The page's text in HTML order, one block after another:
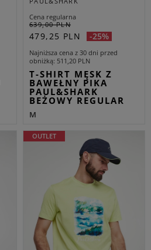
Cena regularna
639,00 PLN
479,25 PLN -25%
Najniższa cena z 30 dni przed
obniżką 511,20 PLN
T-SHIRT MĘSK Z
BAWEŁNY PIKA
PAUL&SHARK
BEŻOWY REGULAR
M
OUTLET